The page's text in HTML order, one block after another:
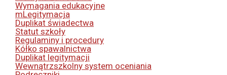
Wymagania edukacyjne
mLegitymacja
Duplikat świadectwa
Statut szkoły
Regulaminy i procedury
Kółko spawalnictwa
Duplikat legitymacji
Wewnątrzszkolny system oceniania